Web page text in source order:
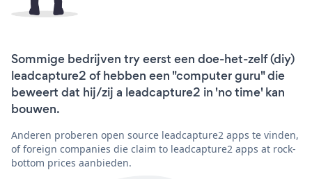
Sommige bedrijven try eerst een doe-het-zelf (diy)
leadcapture2 of hebben een "computer guru" die
beweert dat hij/zij a leadcapture2 in 'no time' kan
bouwen.
Anderen proberen open source leadcapture2 apps te vinden,
of foreign companies die claim to leadcapture2 apps at rock-
bottom prices aanbieden.